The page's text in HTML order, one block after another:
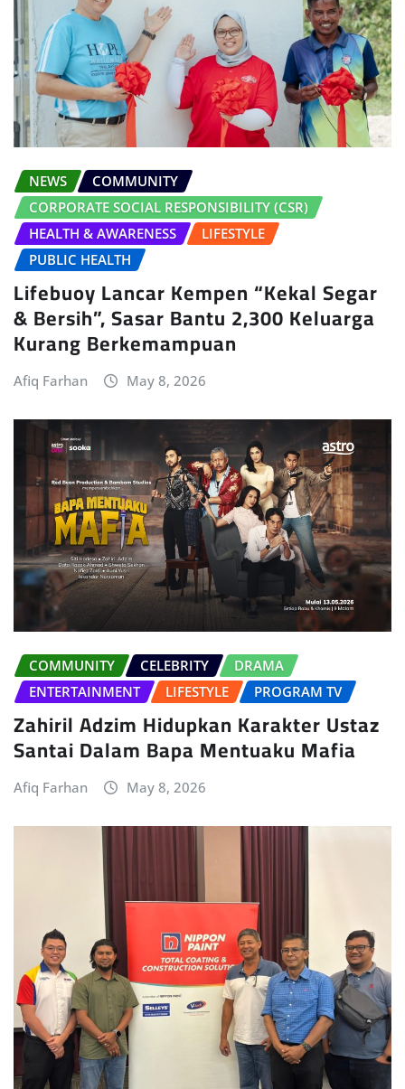
NEWS
COMMUNITY
CORPORATE SOCIAL RESPONSIBILITY (CSR)
HEALTH & AWARENESS
LIFESTYLE
PUBLIC HEALTH
Lifebuoy Lancar Kempen “Kekal Segar
& Bersih”, Sasar Bantu 2,300 Keluarga
Kurang Berkemampuan
Afiq Farhan May 8, 2026
COMMUNITY CELEBRITY
DRAMA
ENTERTAINMENT
LIFESTYLE PROGRAM TV
Zahiril Adzim Hidupkan Karakter Ustaz
Santai Dalam Bapa Mentuaku Mafia
Afiq Farhan May 8, 2026